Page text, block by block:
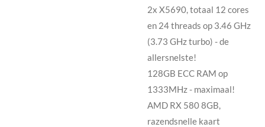
2x X5690, totaal 12 cores
en 24 threads op 3.46 GHz
(3.73 GHz turbo) - de
allersnelste!
128GB ECC RAM op
1333MHz - maximaal!
AMD RX 580 8GB,
razendsnelle kaart